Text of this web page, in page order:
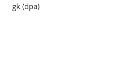
gk (dpa)